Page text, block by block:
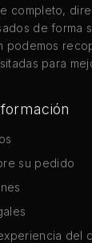
completo,
de forma
podemos
para
su pedido
del